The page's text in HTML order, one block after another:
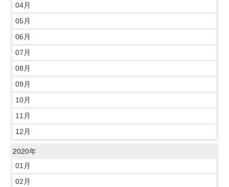
04月
05月
06月
07月
08月
09月
10月
11月
12月
2020年
01月
02月